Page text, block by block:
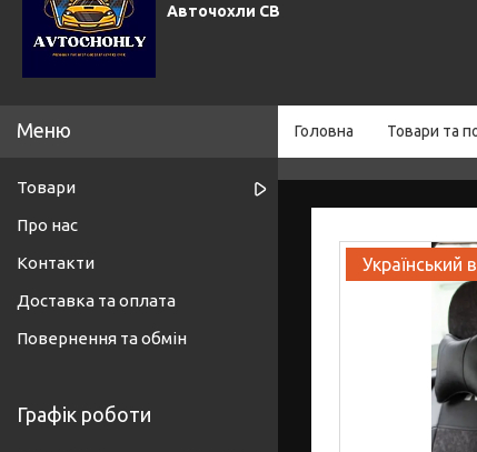
Авточохли СВ
Головна Товари та
Український
Товари
Про нас
Контакти
Доставка та оплата
Повернення та обмін
Графік роботи